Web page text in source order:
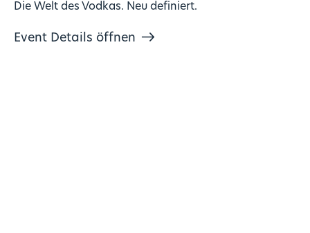
Die Welt des Vodkas. Neu definiert.
Event Details öffnen